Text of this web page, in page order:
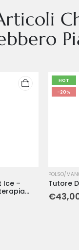
Ice –
HOT
-20%
POLSO/
Tutore
€